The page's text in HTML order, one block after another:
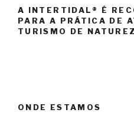
A INTERTIDAL® É
PARA A PRÁTICA DE
TURISMO DE
ONDE ESTAMOS